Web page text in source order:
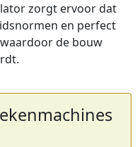
zorgt ervoor dat
en perfect
de bouw